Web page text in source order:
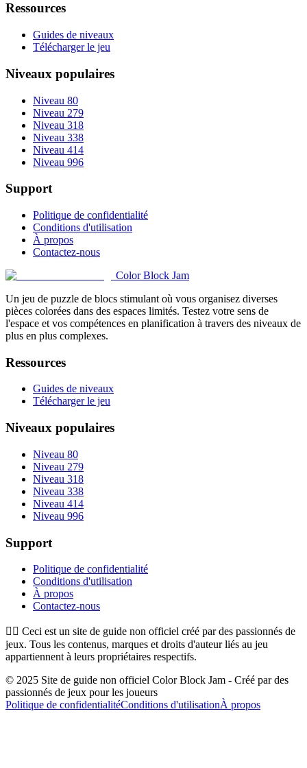
Ressources
Guides de niveaux
Télécharger le jeu
Niveaux populaires
Niveau 80
Niveau 279
Niveau 318
Niveau 338
Niveau 414
Niveau 996
Support
Politique de confidentialité
Conditions d'utilisation
À propos
Contactez-nous
Color Block Jam
Un jeu de puzzle de blocs stimulant où vous organisez diverses
pièces colorées dans des espaces limités. Testez votre sens de
l'espace et vos compétences en planification à travers des niveaux de
plus en plus complexes.
Ressources
Guides de niveaux
Télécharger le jeu
Niveaux populaires
Niveau 80
Niveau 279
Niveau 318
Niveau 338
Niveau 414
Niveau 996
Support
Politique de confidentialité
Conditions d'utilisation
À propos
Contactez-nous
👉🏻 Ceci est un site de guide non officiel créé par des passionnés de
jeux. Tous les contenus, marques et droits d'auteur liés au jeu
appartiennent à leurs propriétaires respectifs.
© 2025 Site de guide non officiel Color Block Jam - Créé par des
passionnés de jeux pour les joueurs
Politique de confidentialitéConditions d'utilisationÀ propos